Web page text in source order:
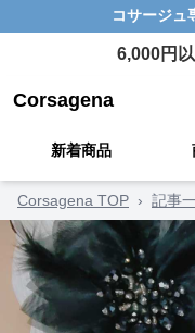
コサージュ
6,000円
Corsagena
新着商品
Corsagena TOP › 記事